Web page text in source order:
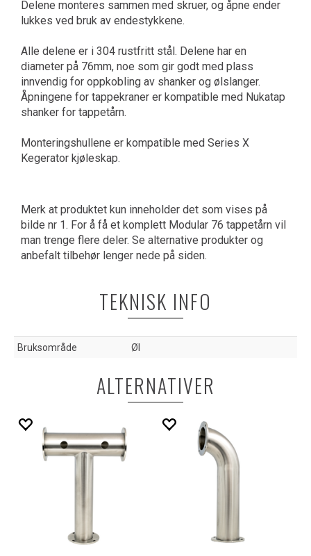
Delene monteres sammen med skruer, og åpne ender
lukkes ved bruk av endestykkene.
Alle delene er i 304 rustfritt stål. Delene har en
diameter på 76mm, noe som gir godt med plass
innvendig for oppkobling av shanker og ølslanger.
Åpningene for tappekraner er kompatible med Nukatap
shanker for tappetårn.
Monteringshullene er kompatible med Series X
Kegerator kjøleskap.
Merk at produktet kun inneholder det som vises på
bilde nr 1. For å få et komplett Modular 76 tappetårn vil
man trenge flere deler. Se alternative produkter og
anbefalt tilbehør lenger nede på siden.
TEKNISK INFO
Bruksområde Øl
ALTERNATIVER